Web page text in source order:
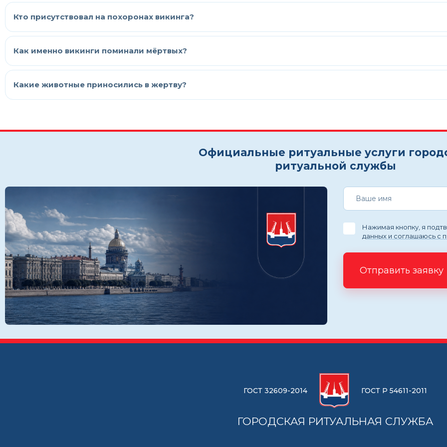
Кто присутствовал на похоронах викинга?
Как именно викинги поминали мёртвых?
Какие животные приносились в жертву?
Официальные ритуальные услуги
ритуальной службы
Нажимая кнопку, я
данных и соглашаюсь с
Отправить заявку
ГОСТ 32609-2014 ГОСТ Р 54611-2011
ГОРОДСКАЯ РИТУАЛЬНАЯ СЛУЖБА